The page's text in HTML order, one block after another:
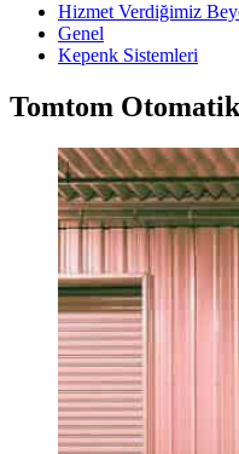
Hizmet Verdiğimiz
Genel
Kepenk Sistemleri
Tomtom